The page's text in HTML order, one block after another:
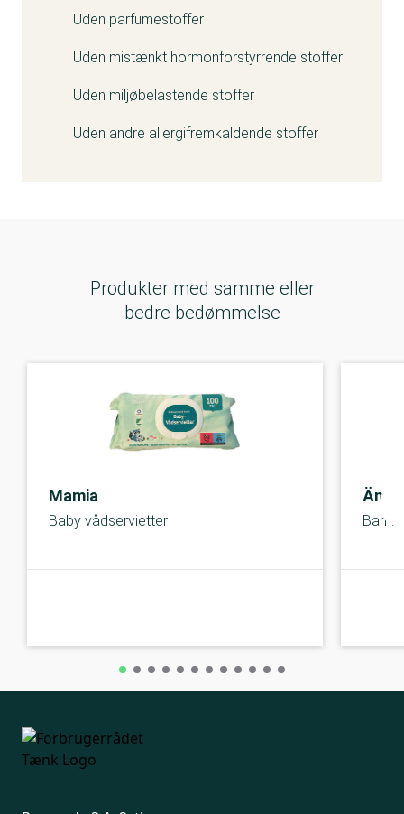
Uden parfumestoffer
Uden mistænkt hormonforstyrrende stoffer
Uden miljøbelastende stoffer
Uden andre allergifremkaldende stoffer
Produkter med samme eller
bedre bedømmelse
Mamia
Baby vådservietter